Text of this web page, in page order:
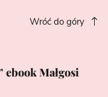
Wróć do góry
ebook Małgosi